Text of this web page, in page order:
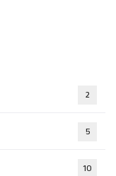
2
5
10